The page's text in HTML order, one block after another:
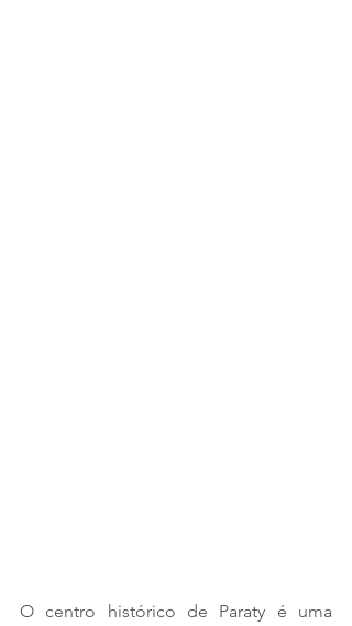
O centro histórico de Paraty é uma